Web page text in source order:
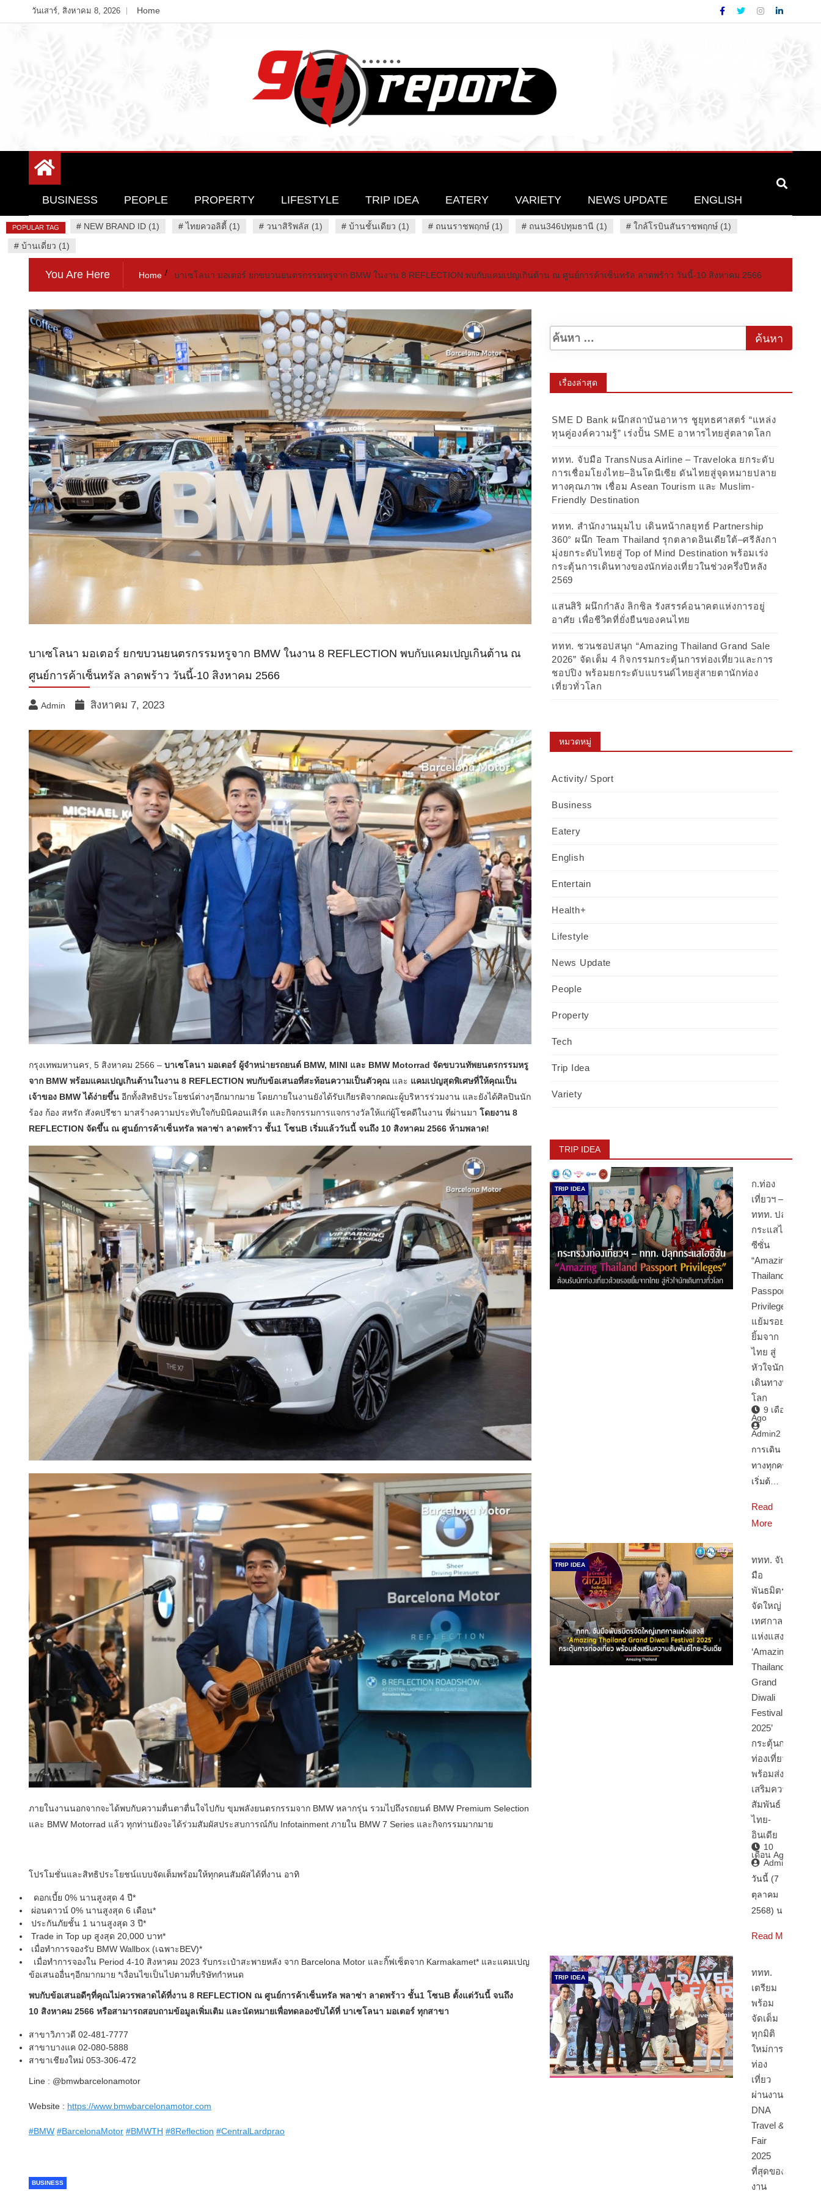
to
วันเสาร์, สิงหาคม 8, 2026 Home
94 Report.com
BUSINESS PEOPLE PROPERTY LIFESTYLE TRIP IDEA EATERY VARIETY NEWS UPDATE ENGLISH
POPULAR TAG # NEW BRAND ID (1) #ไทยควอลิตี้ (1) # วนาสิริพลัส (1) # บ้านชั้นเดียว (1) # ถนนราชพฤกษ์ (1) # ถนน346ปทุมธานี (1) # ใกล้โรบินสันราชพฤกษ์ (1)
# บ้านเดี่ยว (1)
You Are Here Home บาเซโลนา มอเตอร์ ยกขบวนยนตรกรรมหรูจาก BMW ในงาน 8 REFLECTION พบกับแคมเปญเกินต้าน ณ ศูนย์การค้าเซ็นทรัล ลาดพร้าว วันนี้-10 สิงหาคม 2566
บาเซโลนา มอเตอร์ ยกขบวนยนตรกรรมหรูจาก BMW ในงาน 8 REFLECTION พบกับแคมเปญเกินต้าน ณ
ศูนย์การค้าเซ็นทรัล ลาดพร้าว วันนี้-10 สิงหาคม 2566
Admin สิงหาคม 7, 2023
กรุงเทพมหานคร, 5 สิงหาคม 2566 – บาเซโลนา มอเตอร์ ผู้จำหน่ายรถยนต์ BMW, MINI และ BMW Motorrad จัดขบวนทัพยนตรกรรมหรู
จาก BMW พร้อมแคมเปญเกินต้านในงาน 8 REFLECTION พบกับข้อเสนอที่สะท้อนความเป็นตัวคุณ และ แคมเปญสุดพิเศษที่ให้คุณเป็น
เจ้าของ BMW ได้ง่ายขึ้น อีกทั้งสิทธิประโยชน์ต่างๆอีกมากมาย โดยภายในงานยังได้รับเกียรติจากคณะผู้บริหารร่วมงาน และยังได้ศิลปินนัก
ร้อง ก้อง สหรัถ สังคปรีชา มาสร้างความประทับใจกับมินิคอนเสิร์ต และกิจกรรมการแจกรางวัลให้แก่ผู้โชคดีในงาน ที่ผ่านมา โดยงาน 8
REFLECTION จัดขึ้น ณ ศูนย์การค้าเซ็นทรัล พลาซ่า ลาดพร้าว ชั้น1 โซนB เริ่มแล้ววันนี้ จนถึง 10 สิงหาคม 2566 ห้ามพลาด!
ภายในงานนอกจากจะได้พบกับความตื่นตาตื่นใจไปกับ ขุมพลังยนตรกรรมจาก BMW หลากรุ่น รวมไปถึงรถยนต์ BMW Premium Selection
และ BMW Motorrad แล้ว ทุกท่านยังจะได้ร่วมสัมผัสประสบการณ์กับ Infotainment ภายใน BMW 7 Series และกิจกรรมมากมาย
โปรโมชั่นและสิทธิประโยชน์แบบจัดเต็มพร้อมให้ทุกคนสัมผัสได้ที่งาน อาทิ
ดอกเบี้ย 0% นานสูงสุด 4 ปี*
ผ่อนดาวน์ 0% นานสูงสุด 6 เดือน*
ประกันภัยชั้น 1 นานสูงสุด 3 ปี*
Trade in Top up สูงสุด 20,000 บาท*
เมื่อทำการจองรับ BMW Wallbox (เฉพาะBEV)*
เมื่อทำการจองใน Period 4-10 สิงหาคม 2023 รับกระเป๋าสะพายหลัง จาก Barcelona Motor และกิ๊ฟเซ็ตจาก Karmakamet* และแคมเปญ
ข้อเสนออื่นๆอีกมากมาย *เงื่อนไขเป็นไปตามที่บริษัทกำหนด
พบกับข้อเสนอดีๆที่คุณไม่ควรพลาดได้ที่งาน 8 REFLECTION ณ ศูนย์การค้าเซ็นทรัล พลาซ่า ลาดพร้าว ชั้น1 โซนB ตั้งแต่วันนี้ จนถึง
10 สิงหาคม 2566 หรือสามารถสอบถามข้อมูลเพิ่มเติม และนัดหมายเพื่อทดลองขับได้ที่ บาเซโลนา มอเตอร์ ทุกสาขา
สาขาวิภาวดี 02-481-7777
สาขาบางแค 02-080-5888
สาขาเชียงใหม่ 053-306-472
Line : @bmwbarcelonamotor
Website : https://www.bmwbarcelonamotor.com
#BMW #BarcelonaMotor #BMWTH #8Reflection #CentralLardprao
BUSINESS
เรื่องล่าสุด
SME D Bank ผนึกสถาบันอาหาร ชูยุทธศาสตร์ “แหล่ง
ทุนคู่องค์ความรู้” เร่งปั้น SME อาหารไทยสู่ตลาดโลก
ททท. จับมือ TransNusa Airline – Traveloka ยกระดับ
การเชื่อมโยงไทย–อินโดนีเซีย ดันไทยสู่จุดหมายปลาย
ทางคุณภาพ เชื่อม Asean Tourism และ Muslim-
Friendly Destination
ททท. สำนักงานมุมไบ เดินหน้ากลยุทธ์ Partnership
360° ผนึก Team Thailand รุกตลาดอินเดียใต้–ศรีลังกา
มุ่งยกระดับไทยสู่ Top of Mind Destination พร้อมเร่ง
กระตุ้นการเดินทางของนักท่องเที่ยวในช่วงครึ่งปีหลัง
2569
แสนสิริ ผนึกกำลัง ลิกซิล รังสรรค์อนาคตแห่งการอยู่
อาศัย เพื่อชีวิตที่ยั่งยืนของคนไทย
ททท. ชวนชอปสนุก “Amazing Thailand Grand Sale
2026” จัดเต็ม 4 กิจกรรมกระตุ้นการท่องเที่ยวและการ
ชอปปิง พร้อมยกระดับแบรนด์ไทยสู่สายตานักท่อง
เที่ยวทั่วโลก
หมวดหมู่
Activity/ Sport
Business
Eatery
English
Entertain
Health+
Lifestyle
News Update
People
Property
Tech
Trip Idea
Variety
TRIP IDEA
TRIP IDEA
ก.ท่อง
เที่ยวฯ –
ททท. ปลุก
กระแสไฮ
ซีซั่น
“Amazing
Thailand
Passport
Privileges”
แย้มรอย
ยิ้มจาก
ไทย สู่
หัวใจนัก
เดินทางทั่ว
โลก
9 เดือน
Ago
Admin2
การเดิน
ทางทุกครั้ง
เริ่มต้…
Read
More
TRIP IDEA
ททท. จับ
มือ
พันธมิตร
จัดใหญ่
เทศกาล
แห่งแสงสี
‘Amazing
Thailand
Grand
Diwali
Festival
2025’
กระตุ้นการ
ท่องเที่ยว
พร้อมส่ง
เสริมความ
สัมพันธ์
ไทย-
อินเดีย
10
เดือน Ago
Admin2
วันนี้ (7
ตุลาคม
2568) นา…
Read More
TRIP IDEA
ททท.
เตรียม
พร้อม
จัดเต็ม
ทุกมิติ
ใหม่การ
ท่อง
เที่ยว
ผ่านงาน
DNA
Travel &
Fair
2025
ที่สุดของ
งาน